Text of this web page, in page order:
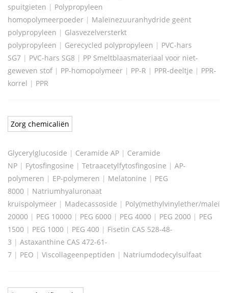
spuitgieten | Polypropyleen
homopolymeerpoeder | Maleïnezuuranhydride geënt
polypropyleen | Glasvezelversterkt
polypropyleen | Gerecycled polypropyleen | PVC-hars
SG7 | PVC-hars SG8 | PP Smeltblaasmateriaal voor niet-
geweven stof | PP-homopolymeer | PP-R | PPR-deeltje | PPR-
korrel | PPR
Zorg chemicaliën
Glycerylglucoside | Ceramide AP | Ceramide
NP | Fytosfingosine | Tetraacetylfytosfingosine | AP-
polymeren | EP-polymeren | Melatonine | PEG
8000 | Natriumhyaluronaat
kruispolymeer | Madecassoside | Poly(methylvinylether/
20000 | PEG 10000 | PEG 6000 | PEG 4000 | PEG 2000 | PEG
1500 | PEG 1000 | PEG 400 | Fisetin CAS 528-48-
3 | Astaxanthine CAS 472-61-
7 | PEO | Viscollageenpeptiden | Natriumdodecylsulfaat